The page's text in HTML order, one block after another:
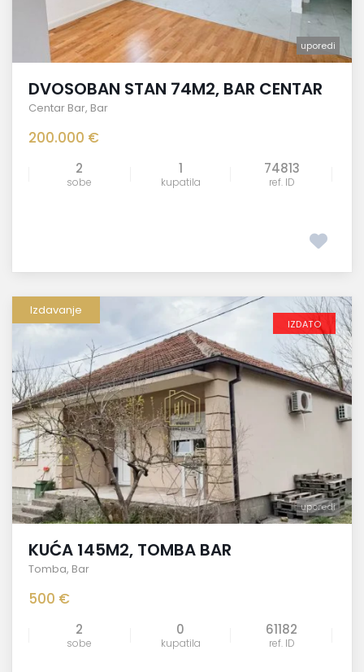
uporedi
DVOSOBAN STAN 74M2, BAR CENTAR
Centar Bar, Bar
200.000 €
2
sobe
1
kupatila
74813
ref. ID
Izdavanje
uporedi
IZDATO
KUĆA 145M2, TOMBA BAR
Tomba, Bar
500 €
2
sobe
0
kupatila
61182
ref. ID